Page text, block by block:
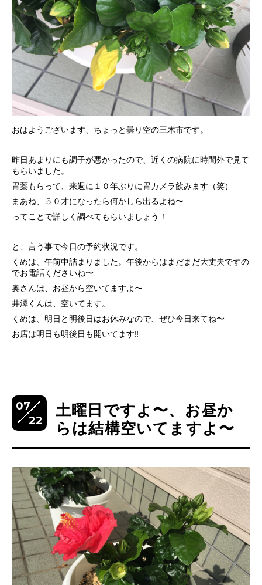
おはようございます、ちょっと曇り空の三木市です。
昨日あまりにも調子が悪かったので、近くの病院に時間外で見て
もらいました。
胃薬もらって、来週に１０年ぶりに胃カメラ飲みます（笑）
まあね、５０才になったら何かしら出るよね〜
ってことで詳しく調べてもらいましょう！
と、言う事で今日の予約状況です。
くめは、午前中詰まりました。午後からはまだまだ大丈夫ですの
でお電話くださいね〜
奥さんは、お昼から空いてますよ〜
井澤くんは、空いてます。
くめは、明日と明後日はお休みなので、ぜひ今日来てね〜
お店は明日も明後日も開いてます‼️
07
22
土曜日ですよ〜、お昼か
らは結構空いてますよ〜